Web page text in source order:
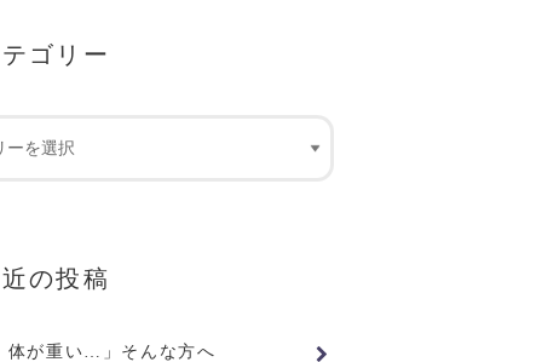
ゴリー
の投稿
体が重い…」そんな方へ